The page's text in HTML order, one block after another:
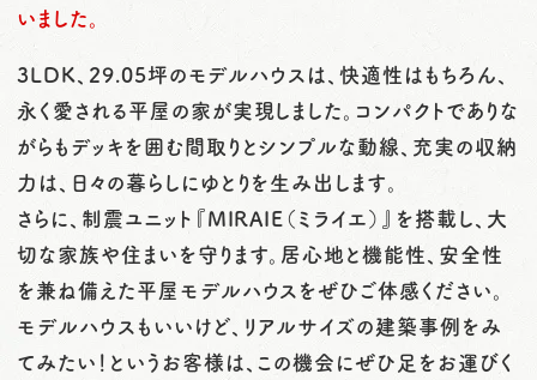
いました。
3LDK、29.05坪のモデルハウスは、快適性はもちろん、
永く愛される平屋の家が実現しました。コンパクトでありな
がらもデッキを囲む間取りとシンプルな動線、充実の収納
力は、日々の暮らしにゆとりを生み出します。
さらに、制震ユニット『MIRAIE（ミライエ）』を搭載し、大
切な家族や住まいを守ります。居心地と機能性、安全性
を兼ね備えた平屋モデルハウスをぜひご体感ください。
モデルハウスもいいけど、リアルサイズの建築事例をみ
てみたい！というお客様は、この機会にぜひ足をお運びく